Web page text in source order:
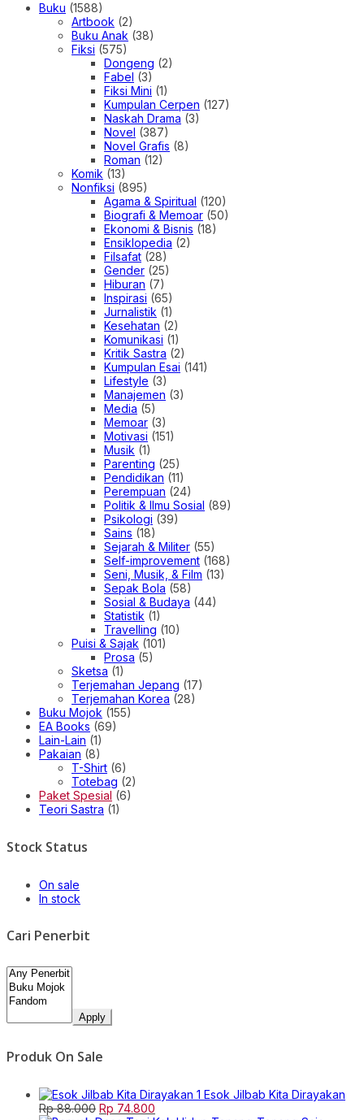
Buku (1588)
Artbook (2)
Buku Anak (38)
Fiksi (575)
Dongeng (2)
Fabel (3)
Fiksi Mini (1)
Kumpulan Cerpen (127)
Naskah Drama (3)
Novel (387)
Novel Grafis (8)
Roman (12)
Komik (13)
Nonfiksi (895)
Agama & Spiritual (120)
Biografi & Memoar (50)
Ekonomi & Bisnis (18)
Ensiklopedia (2)
Filsafat (28)
Gender (25)
Hiburan (7)
Inspirasi (65)
Jurnalistik (1)
Kesehatan (2)
Komunikasi (1)
Kritik Sastra (2)
Kumpulan Esai (141)
Lifestyle (3)
Manajemen (3)
Media (5)
Memoar (3)
Motivasi (151)
Musik (1)
Parenting (25)
Pendidikan (11)
Perempuan (24)
Politik & Ilmu Sosial (89)
Psikologi (39)
Sains (18)
Sejarah & Militer (55)
Self-improvement (168)
Seni, Musik, & Film (13)
Sepak Bola (58)
Sosial & Budaya (44)
Statistik (1)
Travelling (10)
Puisi & Sajak (101)
Prosa (5)
Sketsa (1)
Terjemahan Jepang (17)
Terjemahan Korea (28)
Buku Mojok (155)
EA Books (69)
Lain-Lain (1)
Pakaian (8)
T-Shirt (6)
Totebag (2)
Paket Spesial (6)
Teori Sastra (1)
Stock Status
On sale
In stock
Cari Penerbit
Apply
Produk On Sale
Esok Jilbab Kita Dirayakan
Rp88.000 Original
Rp 74.800